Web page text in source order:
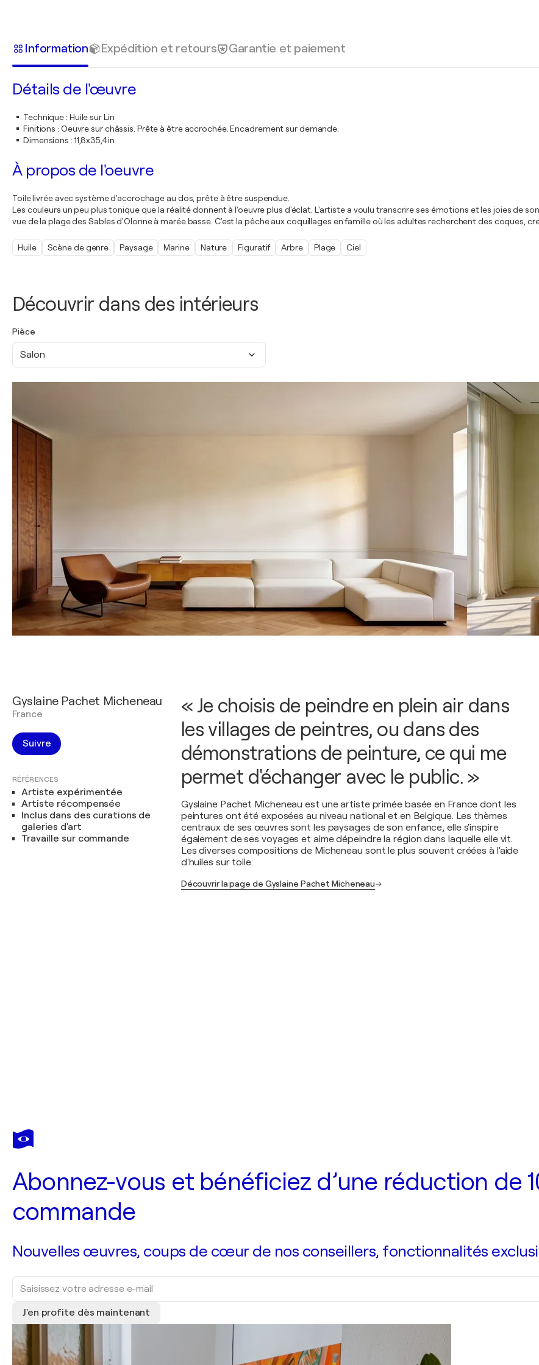
Découvrir dans des intérieurs
Pièce
Salon
Information Expédition et retours Garantie et paiement
Détails de l'œuvre
Technique: Huile sur Lin
Finitions : Oeuvre sur châssis. Prête à être accrochée. Encadrement sur demande.
Dimensions : 11,8x35,4in
À propos de l'oeuvre
Toile livrée avec système d'accrochage au dos, prête à être suspendue.
Les couleurs un peu plus tonique que la réalité donnent à l'oeuvre plus d'éclat. L'artiste a voulu transcrire ses émotions et les joies de
vue de la plage des Sables d'Olonne à marée basse. C'est la pêche aux coquillages en famille où les adultes recherchent des coques,
Huile Scène de genre Paysage Marine Nature Figuratif Arbre Plage Ciel
Gyslaine Pachet Micheneau
France
Suivre
RÉFÉRENCES
Artiste expérimentée
Artiste récompensée
Inclus dans des curations de
galeries d'art
Travaille sur commande
« Je choisis de peindre en plein air dans
les villages de peintres, ou dans des
démonstrations de peinture, ce qui me
permet d'échanger avec le public. »
Gyslaine Pachet Micheneau est une artiste primée basée en France dont les
peintures ont été exposées au niveau national et en Belgique. Les thèmes
centraux de ses œuvres sont les paysages de son enfance, elle s'inspire
également de ses voyages et aime dépeindre la région dans laquelle elle vit.
Les diverses compositions de Micheneau sont le plus souvent créées à l'aide
d'huiles sur toile.
Découvrir la page de Gyslaine Pachet Micheneau
Abonnez-vous et bénéficiez d’une réduction de
commande
Nouvelles œuvres, coups de cœur de nos conseillers, fonctionnalités
J'en profite dès maintenant